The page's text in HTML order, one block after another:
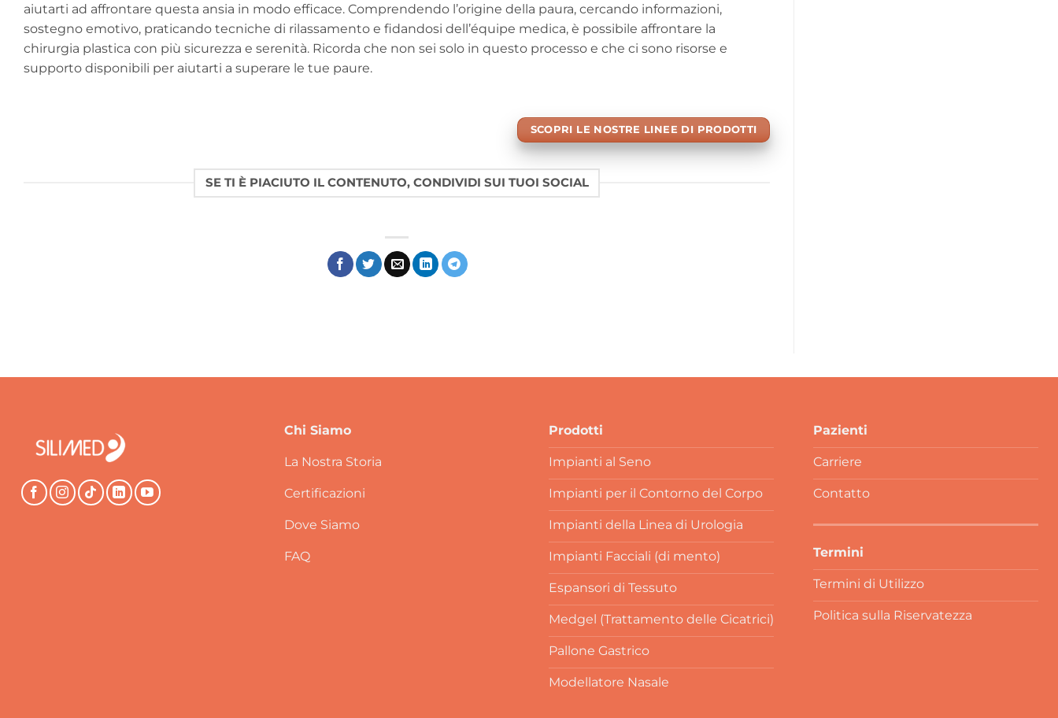
aiutarti ad affrontare questa ansia in modo efficace. Comprendendo l’origine della paura, cercando informazioni,
sostegno emotivo, praticando tecniche di rilassamento e fidandosi dell’équipe medica, è possibile affrontare la
chirurgia plastica con più sicurezza e serenità. Ricorda che non sei solo in questo processo e che ci sono risorse e
supporto disponibili per aiutarti a superare le tue paure.
SCOPRI LE NOSTRE LINEE DI PRODOTTI
SE TI È PIACIUTO IL CONTENUTO, CONDIVIDI SUI TUOI SOCIAL
Chi Siamo
La Nostra Storia
Certificazioni
Dove Siamo
FAQ
Prodotti
Impianti al Seno
Impianti per il Contorno del Corpo
Impianti della Linea di Urologia
Impianti Facciali (di mento)
Espansori di Tessuto
Medgel (Trattamento delle Cicatrici)
Pallone Gastrico
Modellatore Nasale
Pazienti
Carriere
Contatto
Termini
Termini di Utilizzo
Politica sulla Riservatezza